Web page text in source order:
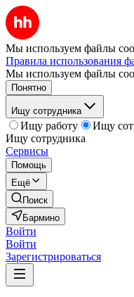
Мы используем файлы
Правила использования
Мы используем файлы
Понятно
Ищу сотрудника
Ищу работу
Ищу
Ищу сотрудника
Сервисы
Помощь
Ещё
Поиск
Бармино
Войти
Войти
Зарегистрироваться